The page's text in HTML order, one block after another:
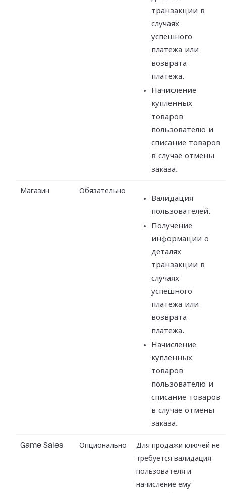
транзакции в
случаях
успешного
платежа или
возврата
платежа.
Начисление
купленных
товаров
пользователю и
списание товаров
в случае отмены
заказа.
Магазин Обязательно
Валидация
пользователей.
Получение
информации о
деталях
транзакции в
случаях
успешного
платежа или
возврата
платежа.
Начисление
купленных
товаров
пользователю и
списание товаров
в случае отмены
заказа.
Game Sales Опционально
Для продажи ключей не
требуется валидация
пользователя и
начисление ему